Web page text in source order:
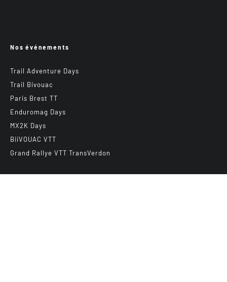
Nos événements
Trail Adventure Days
Trail Bivouac
Paris Brest TT
Enduromag Days
MX2K Days
BiiVOUAC VTT
Grand Rallye VTT TransVerdon